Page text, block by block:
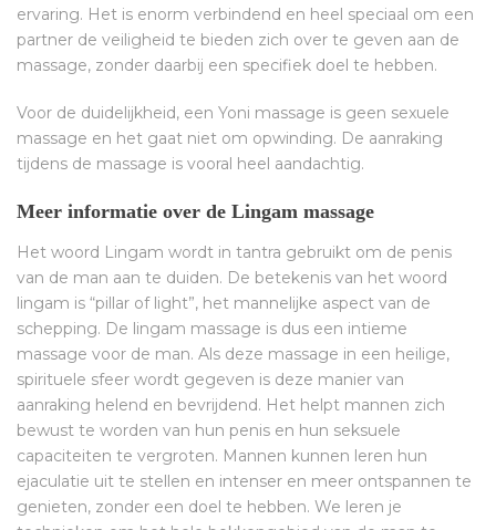
ervaring. Het is enorm verbindend en heel speciaal om een
partner de veiligheid te bieden zich over te geven aan de
massage, zonder daarbij een specifiek doel te hebben.
Voor de duidelijkheid, een Yoni massage is geen sexuele
massage en het gaat niet om opwinding. De aanraking
tijdens de massage is vooral heel aandachtig.
Meer informatie over de Lingam massage
Het woord Lingam wordt in tantra gebruikt om de penis
van de man aan te duiden. De betekenis van het woord
lingam is “pillar of light”, het mannelijke aspect van de
schepping. De lingam massage is dus een intieme
massage voor de man. Als deze massage in een heilige,
spirituele sfeer wordt gegeven is deze manier van
aanraking helend en bevrijdend. Het helpt mannen zich
bewust te worden van hun penis en hun seksuele
capaciteiten te vergroten. Mannen kunnen leren hun
ejaculatie uit te stellen en intenser en meer ontspannen te
genieten, zonder een doel te hebben. We leren je